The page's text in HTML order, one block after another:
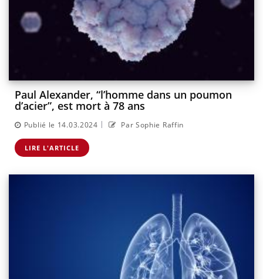
Paul Alexander, “l’homme dans un poumon
d’acier”, est mort à 78 ans
Publié le 14.03.2024 | Par Sophie Raffin
LIRE L'ARTICLE